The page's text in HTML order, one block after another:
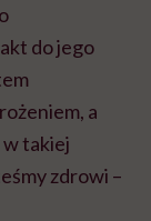
do jego
a
w takiej
zdrowi –